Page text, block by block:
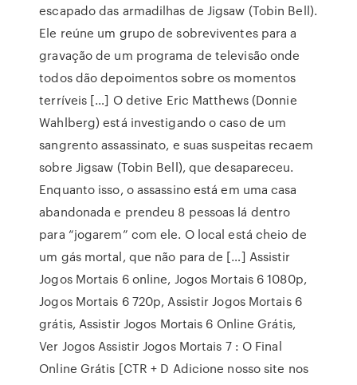
escapado das armadilhas de Jigsaw (Tobin Bell).
Ele reúne um grupo de sobreviventes para a
gravação de um programa de televisão onde
todos dão depoimentos sobre os momentos
terríveis […] O detive Eric Matthews (Donnie
Wahlberg) está investigando o caso de um
sangrento assassinato, e suas suspeitas recaem
sobre Jigsaw (Tobin Bell), que desapareceu.
Enquanto isso, o assassino está em uma casa
abandonada e prendeu 8 pessoas lá dentro
para “jogarem” com ele. O local está cheio de
um gás mortal, que não para de […] Assistir
Jogos Mortais 6 online, Jogos Mortais 6 1080p,
Jogos Mortais 6 720p, Assistir Jogos Mortais 6
grátis, Assistir Jogos Mortais 6 Online Grátis,
Ver Jogos Assistir Jogos Mortais 7 : O Final
Online Grátis [CTR + D Adicione nosso site nos